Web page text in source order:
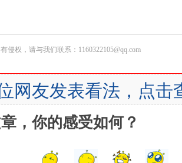
侵权，请与我们联系：1160322105@qq.com
网友发表看法，点击
，你的感受如何？